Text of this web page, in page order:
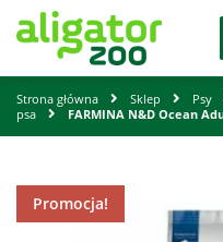
Strona główna Sklep Psy
psa
FARMINA N&D Ocean
Promocja!